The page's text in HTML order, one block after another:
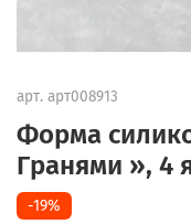
арт. арт008913
Форма
Гранями », 4
-19%